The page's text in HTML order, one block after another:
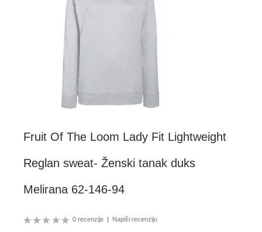
Fruit Of The Loom Lady Fit Lightweight
Reglan sweat- Ženski tanak duks
Melirana 62-146-94
0 recenzije | Napiši recenziju